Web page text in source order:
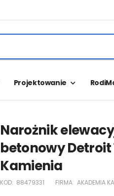
Projektowanie
Narożnik
betonowy Detroit
Kamienia
KOD: 88479331 FIRMA: AKADEMIA